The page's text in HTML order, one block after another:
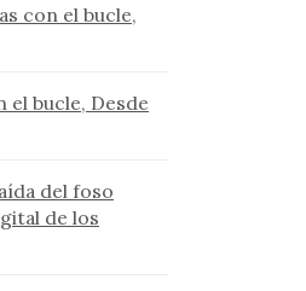
con el bucle,
el bucle, Desde
del foso
de los